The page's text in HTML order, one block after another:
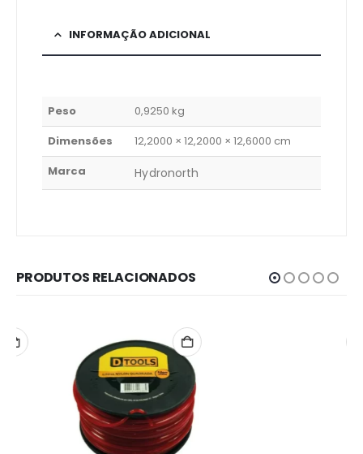
INFORMAÇÃO ADICIONAL
Peso
0,9250 kg
Dimensões
12,2000 × 12,2000 × 12,6000 cm
Marca
Hydronorth
PRODUTOS RELACIONADOS